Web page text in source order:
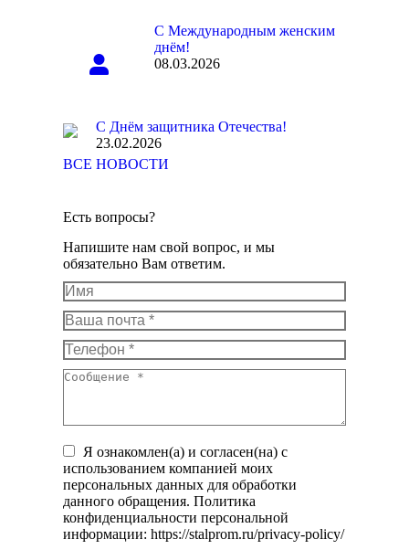
С Международным женским
днём!
08.03.2026
С Днём защитника Отечества!
23.02.2026
ВСЕ НОВОСТИ
Есть вопросы?
Напишите нам свой вопрос, и мы
обязательно Вам ответим.
Имя
Ваша почта *
Телефон *
Сообщение *
Я ознакомлен(а) и согласен(на) с
использованием компанией моих
персональных данных для обработки
данного обращения. Политика
конфиденциальности персональной
информации: https://stalprom.ru/privacy-policy/